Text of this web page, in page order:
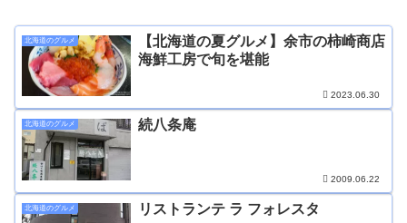
北海道のグルメ
【北海道の夏グルメ】余市の柿崎商店
海鮮工房で旬を堪能
2023.06.30
北海道のグルメ 続八条庵
2009.06.22
北海道のグルメ リストランテ ラ フォレスタ